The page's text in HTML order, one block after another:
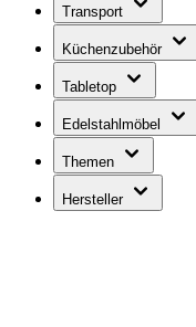
Transport
Küchenzubehör
Tabletop
Edelstahlmöbel
Themen
Hersteller